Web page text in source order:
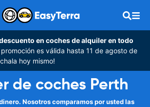
en coches de alquiler en todo
promoción es válida hasta 11 de agosto de
hoy mismo!
de coches Perth
Nosotros comparamos por usted las